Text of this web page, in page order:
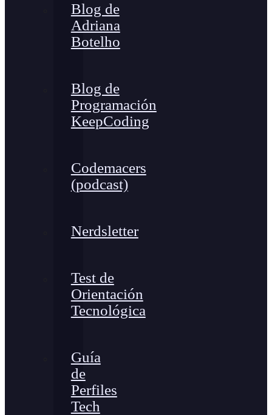
Blog de
Adriana
Botelho
Blog de
Programación
KeepCoding
Codemacers
(podcast)
Nerdsletter
Test de
Orientación
Tecnológica
Guía
de
Perfiles
Tech